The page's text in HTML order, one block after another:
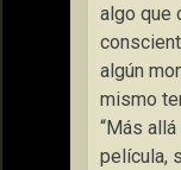
algo que
algún
mismo
“Más
película,